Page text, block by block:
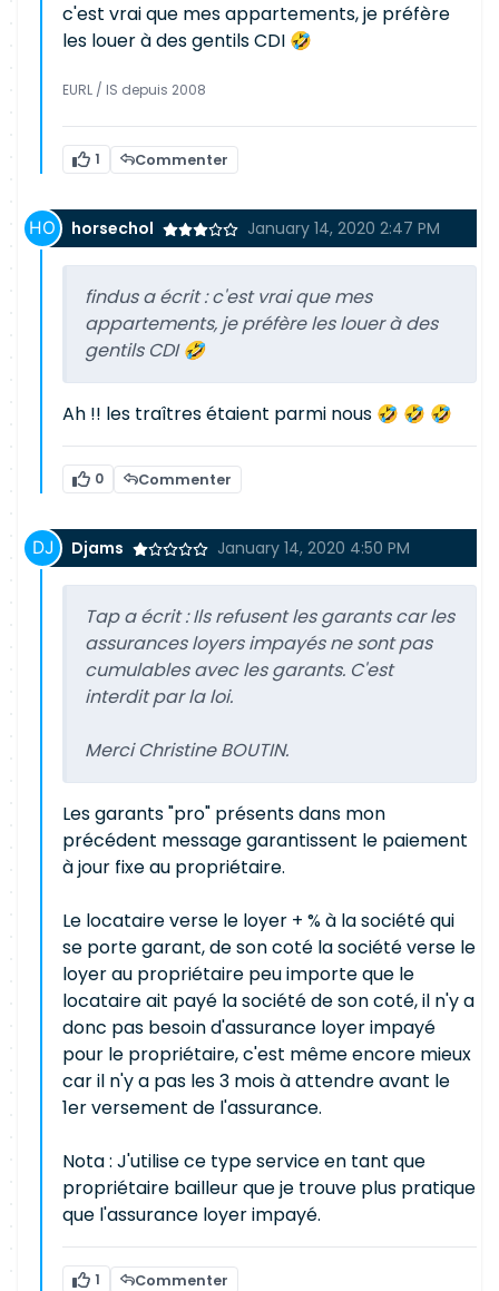
c'est vrai que mes appartements, je préfère
les louer à des gentils CDI 🤣
EURL / IS depuis 2008
1 Commenter
horsechol January 14, 2020 2:47 PM
findus a écrit :c'est vrai que mes
appartements, je préfère les louer à des
gentils CDI 🤣
Ah !! les traîtres étaient parmi nous 🤣 🤣 🤣
0 Commenter
Djams January 14, 2020 4:50 PM
Tap a écrit :Ils refusent les garants car les
assurances loyers impayés ne sont pas
cumulables avec les garants. C'est
interdit par la loi.
Merci Christine BOUTIN.
Les garants "pro" présents dans mon
précédent message garantissent le paiement
à jour fixe au propriétaire.
Le locataire verse le loyer + % à la société qui
se porte garant, de son coté la société verse le
loyer au propriétaire peu importe que le
locataire ait payé la société de son coté, il n'y a
donc pas besoin d'assurance loyer impayé
pour le propriétaire, c'est même encore mieux
car il n'y a pas les 3 mois à attendre avant le
1er versement de l'assurance.
Nota : J'utilise ce type service en tant que
propriétaire bailleur que je trouve plus pratique
que l'assurance loyer impayé.
1 Commenter